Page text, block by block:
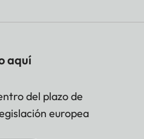
aquí
del plazo de
europea